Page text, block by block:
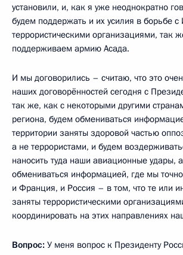
установили, и, как я уже неоднократно
будем поддержать и их усилия в борьбе
террористическими организациями, так
поддерживаем армию Асада.
И мы договорились – считаю, что это
наших договорённостей сегодня с
так же, как с некоторыми другими
региона, будем обмениваться
территории заняты здоровой частью
а не террористами, и будем
наносить туда наши авиационные удары,
обмениваться информацией, где мы
и Франция, и Россия – в том, что те или
заняты террористическими
координировать на этих направлениях
Вопрос: У меня вопрос к Президенту